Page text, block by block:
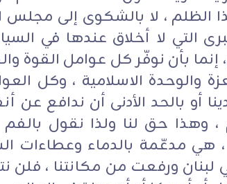
الظلم ، لا بالشكوى إلى مجلس
التي لا أخلاق عندها في
بأن نوفّر كل عوامل القوة
والوحدة الاسلامية ، وكل
أو بالحد الأدنى أن ندافع عن
وهذا حق لنا ولذا نقول بالفم
هي مدعّمة بالدماء وعطاءات
لبنان ورفعت من مكانتنا ، فلن